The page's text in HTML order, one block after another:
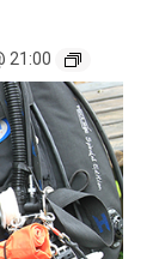
21:00